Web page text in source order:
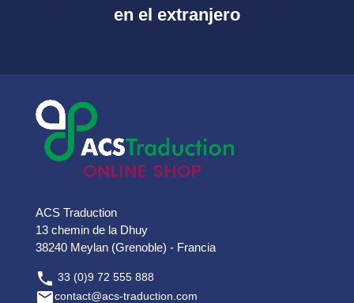
en el extranjero
ACS Traduction
13 chemin de la Dhuy
38240 Meylan (Grenoble) - Francia
 33 (0)9 72 555 888
contact@acs-traduction.com